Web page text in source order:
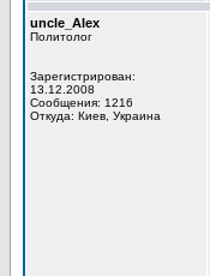
uncle_Alex
Политолог
Зарегистрирован:
13.12.2008
Сообщения: 1216
Откуда: Киев, Украина